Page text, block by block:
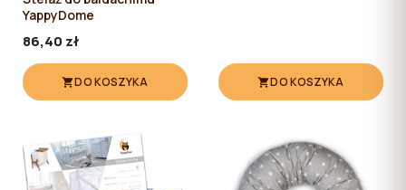
YappyDome
86,40 zł
DO KOSZYKA DO KOSZYKA